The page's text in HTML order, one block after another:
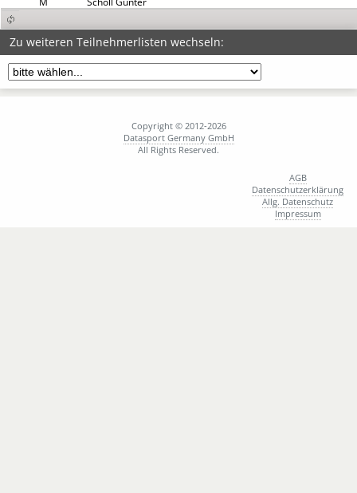
M
Steck Handbike Mh 3 Martin
M
Tröger Michael
M
Trompke Clemens
M
Zupancic Heiner
Zu weiteren Teilnehmerlisten wechseln:
Copyright © 2012-2026
Datasport Germany GmbH
All Rights Reserved.
AGB
Datenschutzerklärung
Allg. Datenschutz
Impressum